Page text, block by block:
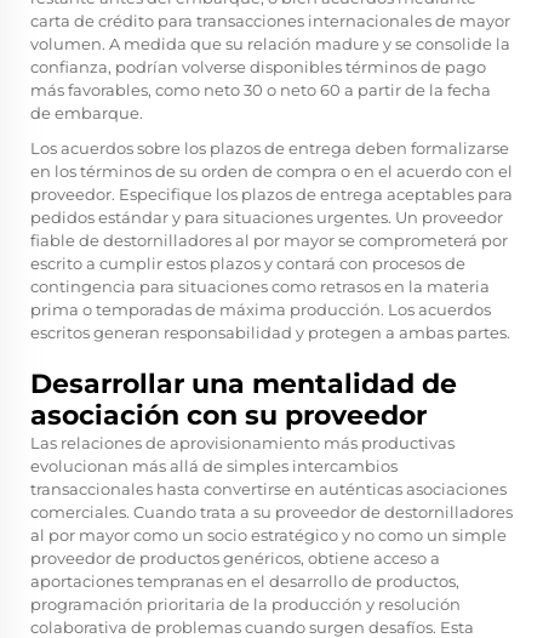
carta de crédito para transacciones internacionales de mayor
volumen. A medida que su relación madure y se consolide la
confianza, podrían volverse disponibles términos de pago
más favorables, como neto 30 o neto 60 a partir de la fecha
de embarque.
Los acuerdos sobre los plazos de entrega deben formalizarse
en los términos de su orden de compra o en el acuerdo con el
proveedor. Especifique los plazos de entrega aceptables para
pedidos estándar y para situaciones urgentes. Un proveedor
fiable de destornilladores al por mayor se comprometerá por
escrito a cumplir estos plazos y contará con procesos de
contingencia para situaciones como retrasos en la materia
prima o temporadas de máxima producción. Los acuerdos
escritos generan responsabilidad y protegen a ambas partes.
Desarrollar una mentalidad de
asociación con su proveedor
Las relaciones de aprovisionamiento más productivas
evolucionan más allá de simples intercambios
transaccionales hasta convertirse en auténticas asociaciones
comerciales. Cuando trata a su proveedor de destornilladores
al por mayor como un socio estratégico y no como un simple
proveedor de productos genéricos, obtiene acceso a
aportaciones tempranas en el desarrollo de productos,
programación prioritaria de la producción y resolución
colaborativa de problemas cuando surgen desafíos. Esta